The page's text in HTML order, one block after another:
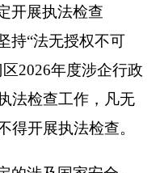
开展执法检查
持“法无授权不可
区2026年度涉企行政
法检查工作，凡无
得开展执法检查。